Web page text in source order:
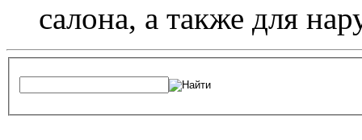
салона, а также для